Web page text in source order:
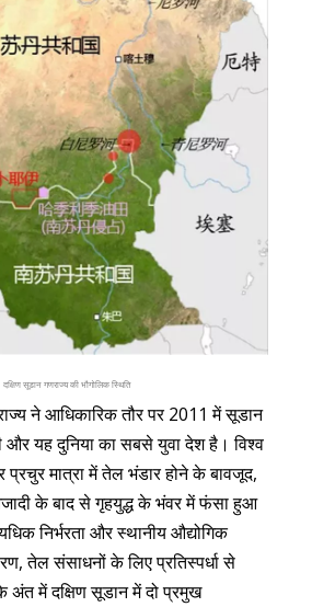
दक्षिण सूडान गणराज्य की भौगोलिक स्थिति
ने आधिकारिक तौर पर 2011 में सूडान
और यह दुनिया का सबसे युवा देश है। विश्व
मात्रा में तेल भंडार होने के बावजूद,
के बाद से गृहयुद्ध के भंवर में फंसा हुआ
निर्भरता और स्थानीय औद्योगिक
तेल संसाधनों के लिए प्रतिस्पर्धा से
अंत में दक्षिण सूडान में दो प्रमुख